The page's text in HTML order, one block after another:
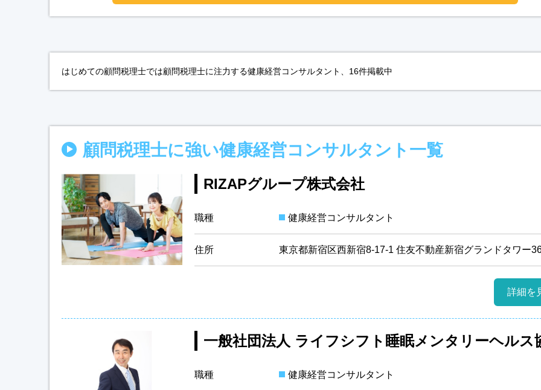
はじめての顧問税理士では顧問税理士に注力する健康経営コンサルタント、16件掲載中
顧問税理士に強い健康経営コンサルタント一覧
RIZAPグループ株式会社
職種 健康経営コンサルタント
住所 東京都新宿区西新宿8-17-1 住友不動産新宿グランドタワー
詳細を
一般社団法人 ライフシフト睡眠メンタリーヘルス
職種 健康経営コンサルタント